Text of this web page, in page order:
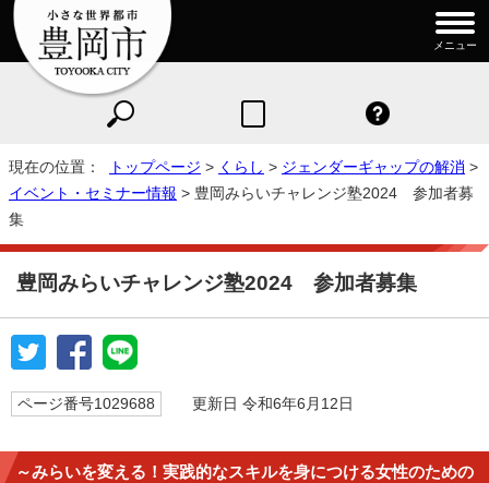
メニュー
現在の位置： トップページ > くらし > ジェンダーギャップの解消 >
イベント・セミナー情報 > 豊岡みらいチャレンジ塾2024 参加者募
集
豊岡みらいチャレンジ塾2024 参加者募集
ページ番号1029688 更新日 令和6年6月12日
～みらいを変える！実践的なスキルを身につける女性のための